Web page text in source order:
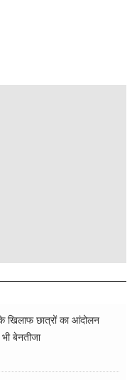
के खिलाफ छात्रों का आंदोलन
भी बेनतीजा